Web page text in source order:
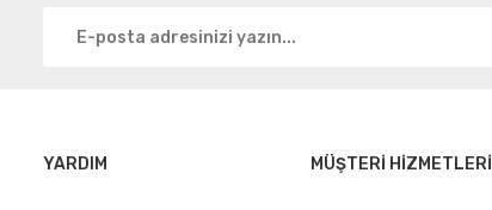
YARDIM MÜŞTERİ HİZMETLERİ